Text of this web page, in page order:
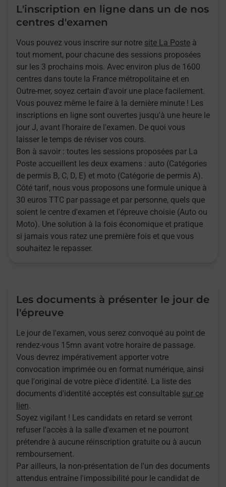
L'inscription en ligne dans un de nos
centres d'examen
Vous pouvez vous inscrire sur notre site La Poste à
tout moment, pour chacune des sessions proposées
sur les 3 prochains mois. Avec environ plus de 1600
centres dans toute la France métropolitaine et en
Outre-mer, soyez certain d'avoir une place facilement.
Vous pouvez même le faire à la dernière minute ! Les
inscriptions en ligne sont ouvertes jusqu'à une heure le
jour J, avant l'horaire de l'examen. De quoi vous
laisser le temps de réviser vos cours.
Bon à savoir : toutes les sessions proposées par La
Poste accueillent les deux examens : auto (Catégories
de permis B, C, D, E) et moto (Catégorie de permis A).
Côté tarif, nous vous proposons une formule unique à
30 euros TTC par passage et par personne, quels que
soient le centre d'examen et l'épreuve choisie (Auto ou
Moto). Une solution à la fois économique et pratique
si jamais vous ratez une première fois et que vous
souhaitez le repasser.
Les documents à présenter le jour de
l'épreuve
Le jour de l'examen, vous serez convoqué au point de
rendez-vous 15mn avant votre horaire de passage.
Vous devrez impérativement apporter votre
convocation imprimée ou en format numérique, ainsi
que l'original de votre pièce d'identité. La liste des
documents d'identité acceptés est consultable sur ce
lien.
Soyez vigilant ! Les candidats en retard se verront
refuser l'accès à la salle d'examen et ne pourront
prétendre à aucune réinscription gratuite ou à aucun
remboursement.
Par ailleurs, la non-présentation de l'un des documents
attendus entraîne l'impossibilité pour le candidat de